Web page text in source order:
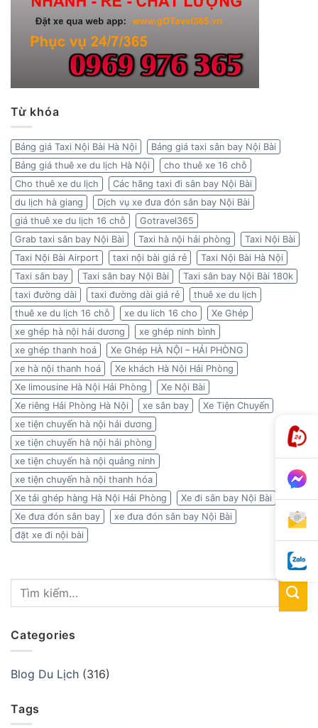
Từ khóa
Bảng giá Taxi Nội Bài Hà Nội
Bảng giá taxi sân bay Nội Bài
Bảng giá thuê xe du lịch Hà Nội
cho thuê xe 16 chỗ
Cho thuê xe du lịch
Các hãng taxi đi sân bay Nội Bài
du lịch hà giang
Dịch vụ xe đưa đón sân bay Nội Bài
giá thuê xe du lịch 16 chỗ
Gotravel365
Grab taxi sân bay Nội Bài
Taxi hà nội hải phòng
Taxi Nội Bài
Taxi Nội Bài Airport
taxi nội bài giá rẻ
Taxi Nội Bài Hà Nội
Taxi sân bay
Taxi sân bay Nội Bài
Taxi sân bay Nội Bài 180k
taxi đường dài
taxi đường dài giá rẻ
thuê xe du lịch
thuê xe du lịch 16 chỗ
xe du lich 16 cho
Xe Ghép
xe ghép hà nội hải dương
xe ghép ninh bình
xe ghép thanh hoá
Xe Ghép HÀ NỘI – HẢI PHÒNG
xe hà nội thanh hoá
Xe khách Hà Nội Hải Phòng
Xe limousine Hà Nội Hải Phòng
Xe Nội Bài
Xe riêng Hải Phòng Hà Nội
xe sân bay
Xe Tiện Chuyến
xe tiện chuyến hà nội hải dương
xe tiện chuyến hà nội hải phòng
xe tiện chuyến hà nội quảng ninh
xe tiện chuyến hà nội thanh hóa
Xe tải ghép hàng Hà Nội Hải Phòng
Xe đi sân bay Nội Bài
Xe đưa đón sân bay
xe đưa đón sân bay Nội Bài
đặt xe đi nội bài
Categories
Blog Du Lịch (316)
Tags